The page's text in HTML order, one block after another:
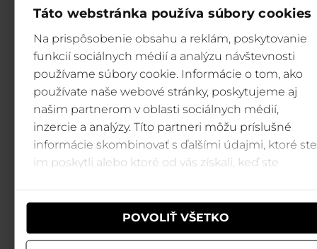
Táto webstránka používa súbory cookies
Na prispôsobenie obsahu a reklám, poskytovanie
funkcií sociálnych médií a analýzu návštevnosti
používame súbory cookie. Informácie o tom, ako
používate naše webové stránky, poskytujeme aj
našim partnerom v oblasti sociálnych médií,
inzercie a analýzy. Títo partneri môžu príslušné
informácie skombinovať s ďalšími údajmi, ktoré ste
im poskytli alebo ktoré od vás získali, keď ste
POVOLIŤ VŠETKO